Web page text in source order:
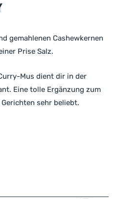
gemahlenen Cashewkernen
Prise Salz.
Mus dient dir in der
Eine tolle Ergänzung zum
sehr beliebt.